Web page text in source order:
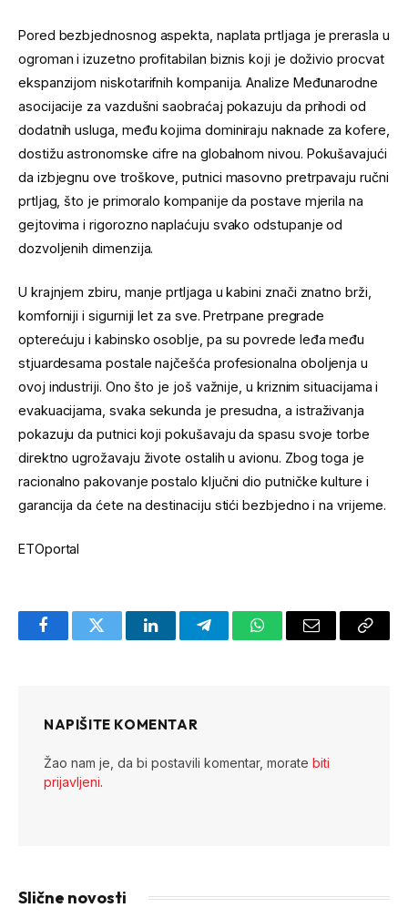
Pored bezbjednosnog aspekta, naplata prtljaga je prerasla u
ogroman i izuzetno profitabilan biznis koji je doživio procvat
ekspanzijom niskotarifnih kompanija. Analize Međunarodne
asocijacije za vazdušni saobraćaj pokazuju da prihodi od
dodatnih usluga, među kojima dominiraju naknade za kofere,
dostižu astronomske cifre na globalnom nivou. Pokušavajući
da izbjegnu ove troškove, putnici masovno pretrpavaju ručni
prtljag, što je primoralo kompanije da postave mjerila na
gejtovima i rigorozno naplaćuju svako odstupanje od
dozvoljenih dimenzija.
U krajnjem zbiru, manje prtljaga u kabini znači znatno brži,
komforniji i sigurniji let za sve. Pretrpane pregrade
opterećuju i kabinsko osoblje, pa su povrede leđa među
stjuardesama postale najčešća profesionalna oboljenja u
ovoj industriji. Ono što je još važnije, u kriznim situacijama i
evakuacijama, svaka sekunda je presudna, a istraživanja
pokazuju da putnici koji pokušavaju da spasu svoje torbe
direktno ugrožavaju živote ostalih u avionu. Zbog toga je
racionalno pakovanje postalo ključni dio putničke kulture i
garancija da ćete na destinaciju stići bezbjedno i na vrijeme.
ETOportal
FacebookTwitter LinkedInTelegramWhatsAppEmail
Copy
NAPIŠITE KOMENTAR
Žao nam je, da bi postavili komentar, morate biti
prijavljeni.
Slične novosti